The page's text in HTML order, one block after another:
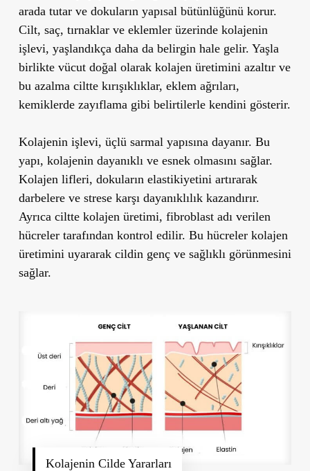
arada tutar ve dokuların yapısal bütünlüğünü korur.
Cilt, saç, tırnaklar ve eklemler üzerinde kolajenin
işlevi, yaşlandıkça daha da belirgin hale gelir. Yaşla
birlikte vücut doğal olarak kolajen üretimini azaltır ve
bu azalma ciltte kırışıklıklar, eklem ağrıları,
kemiklerde zayıflama gibi belirtilerle kendini gösterir.
Kolajenin işlevi, üçlü sarmal yapısına dayanır. Bu
yapı, kolajenin dayanıklı ve esnek olmasını sağlar.
Kolajen lifleri, dokuların elastikiyetini artırarak
darbelere ve strese karşı dayanıklılık kazandırır.
Ayrıca ciltte kolajen üretimi, fibroblast adı verilen
hücreler tarafından kontrol edilir. Bu hücreler kolajen
üretimini uyararak cildin genç ve sağlıklı görünmesini
sağlar.
Kolajenin Cilde Yararları